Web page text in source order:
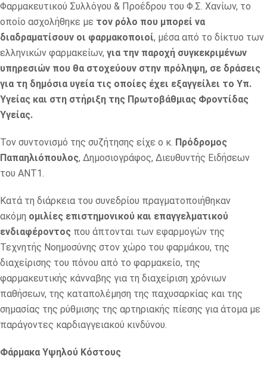
Φαρμακευτικού Συλλόγου & Προέδρου του Φ.Σ. Χανίων, το
οποίο ασχολήθηκε με τον ρόλο που μπορεί να
διαδραματίσουν οι φαρμακοποιοί, μέσα από το δίκτυο των
ελληνικών φαρμακείων, για την παροχή συγκεκριμένων
υπηρεσιών που θα στοχεύουν στην πρόληψη, σε δράσεις
για τη δημόσια υγεία τις οποίες έχει εξαγγείλει το Υπ.
Υγείας και στη στήριξη της Πρωτοβάθμιας Φροντίδας
Υγείας.
Τον συντονισμό της συζήτησης είχε ο κ. Πρόδρομος
Παπαηλιόπουλος, Δημοσιογράφος, Διευθυντής Ειδήσεων
του ΑΝΤ1.
Κατά τη διάρκεια του συνεδρίου πραγματοποιήθηκαν
ακόμη ομιλίες επιστημονικού και επαγγελματικού
ενδιαφέροντος που άπτονται των εφαρμογών της
Τεχνητής Νοημοσύνης στον χώρο του φαρμάκου, της
διαχείρισης του πόνου από το φαρμακείο, της
φαρμακευτικής κάνναβης για τη διαχείριση χρόνιων
παθήσεων, της καταπολέμηση της παχυσαρκίας και της
σημασίας της ρύθμισης της αρτηριακής πίεσης για άτομα με
παράγοντες καρδιαγγειακού κινδύνου.
Φάρμακα Υψηλού Κόστους